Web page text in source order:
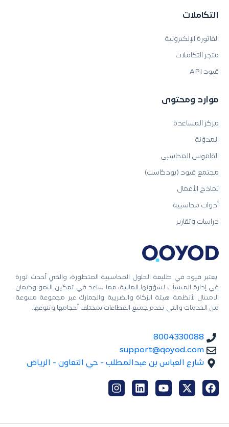
يعتبر قيود في طليعة الحلول المحاسبية المتطورة، والذي أحدث ثورة
في إدارة المنشآت لشؤونها المالية، مما ساعد في تمكين النمو وضمان
الامتثال لأنظمة هيئة الزكاة والضريبة والجمارك عبر مجموعة متنوعة
من الخدمات والتي تخدم جميع القطاعات بمختلف أحجامها وتنوعها.
8004330088
support@qoyod.com
شارع العباس بن عبدالمطلب - حي التعاون - الرياض
التكاملات
الفاتورة الإلكترونية
متجر التكاملات
قيود API
موارد ومحتوى
مركز المساعدة
المدوّنة
القاموس المحاسبي
مجتمع قيود (بودكاست)
نماذج الأعمال
أدوات محاسبية
دراسات وتقارير